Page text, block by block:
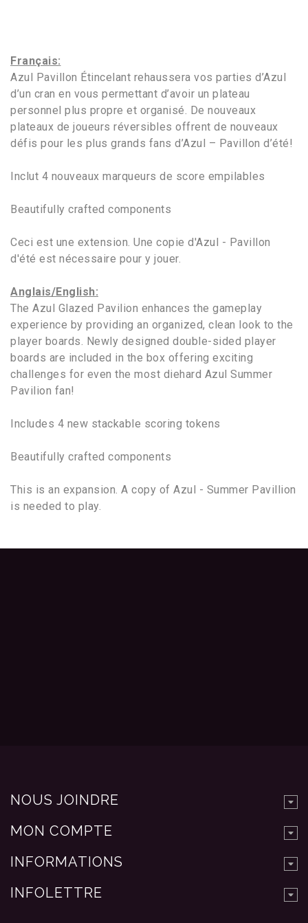
Français:
Azul Pavillon Étincelant rehaussera vos parties d’Azul
d’un cran en vous permettant d’avoir un plateau
personnel plus propre et organisé. De nouveaux
plateaux de joueurs réversibles offrent de nouveaux
défis pour les plus grands fans d’Azul – Pavillon d’été!
Inclut 4 nouveaux marqueurs de score empilables
Beautifully crafted components
Ceci est une extension. Une copie d'Azul - Pavillon
d'été est nécessaire pour y jouer.
Anglais/English:
The Azul Glazed Pavilion enhances the gameplay
experience by providing an organized, clean look to the
player boards. Newly designed double-sided player
boards are included in the box offering exciting
challenges for even the most diehard Azul Summer
Pavilion fan!
Includes 4 new stackable scoring tokens
Beautifully crafted components
This is an expansion. A copy of Azul - Summer Pavillion
is needed to play.
NOUS JOINDRE
MON COMPTE
INFORMATIONS
INFOLETTRE